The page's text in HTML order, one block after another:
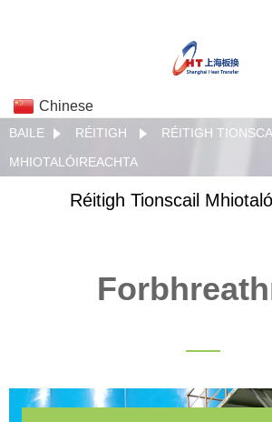
Chinese
BAILE RÉITIGH
RÉITIGH
MHIOTALÓIREACHTA
Réitigh Tionscail